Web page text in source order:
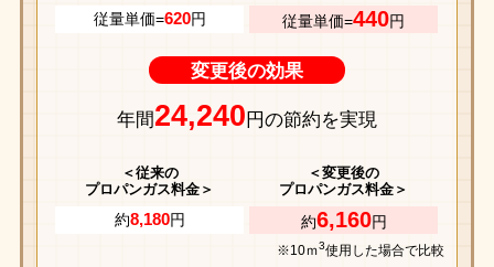
従量単価=620円 従量単価=440円
変更後の効果
年間24,240 円の節約を実現
＜従来の
プロパンガス料金＞
＜変更後の
プロパンガス料金＞
約8,180円 約6,160円
※10ｍ3使用した場合で比較